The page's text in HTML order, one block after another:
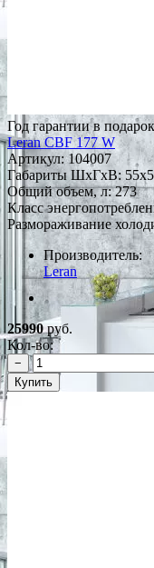
Год гарантии в
Leran CBF 177 W
Артикул:104007
Габариты ШxГxВ:
Общий объем, л: 273
Класс
Размораживание
Производитель:
Leran
25990руб.
Кол-во:
−
Купить